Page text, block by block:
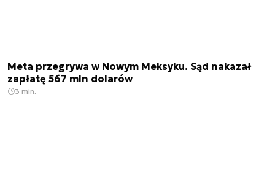
Meta przegrywa w Nowym Meksyku. Sąd nakazał
zapłatę 567 mln dolarów
3 min.